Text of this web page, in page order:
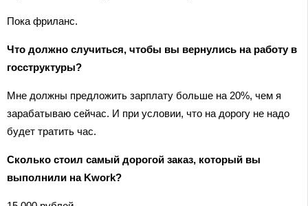
Пока фриланс.
Что должно случиться, чтобы вы вернулись на работу в
госструктуры?
Мне должны предложить зарплату больше на 20%, чем я
зарабатываю сейчас. И при условии, что на дорогу не надо
будет тратить час.
Сколько стоил самый дорогой заказ, который вы
выполнили на Kwork?